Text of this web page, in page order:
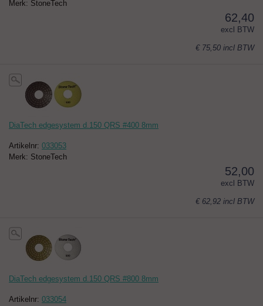
Merk: StoneTech
62,40
excl BTW
€ 75,50 incl BTW
DiaTech edgesystem d.150 QRS #400 8mm
Artikelnr: 033053
Merk: StoneTech
52,00
excl BTW
€ 62,92 incl BTW
DiaTech edgesystem d.150 QRS #800 8mm
Artikelnr: 033054